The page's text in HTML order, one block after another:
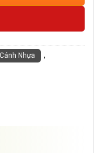
Nhựa ,